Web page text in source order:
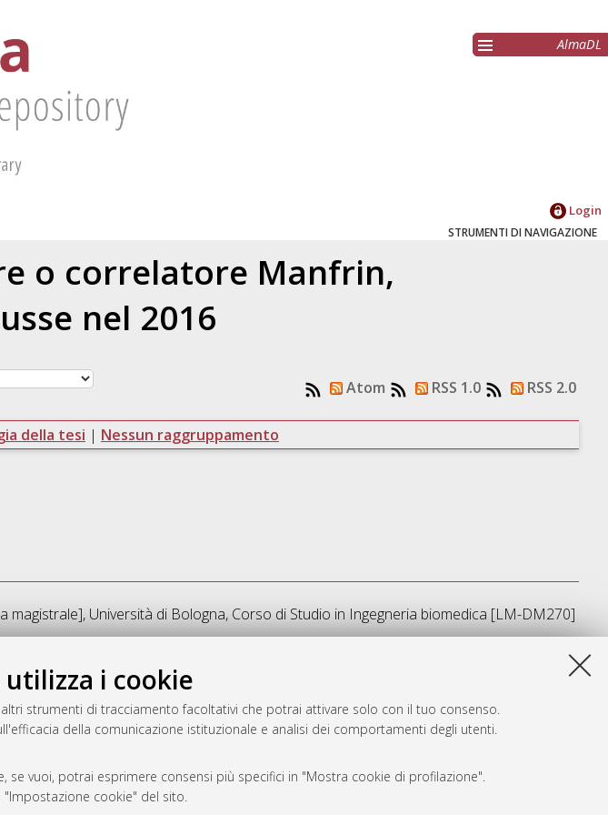
i cookie
strumenti di tracciamento facoltativi che potrai attivare solo con il tuo consenso.
della comunicazione istituzionale e analisi dei comportamenti degli utenti.
vuoi, potrai esprimere consensi più specifici in "Mostra cookie di profilazione".
cookie" del sito.
AlmaDL
Login
STRUMENTI DI NAVIGAZIONE
o correlatore Manfrin,
nel 2016
Atom RSS 1.0 RSS 2.0
della tesi | Nessun raggruppamento
magistrale], Università di Bologna, Corso di Studio in Ingegneria biomedica [LM-DM270]
Questa lista e' stata generata il Sat Aug 8 08:16:13 2026 CEST